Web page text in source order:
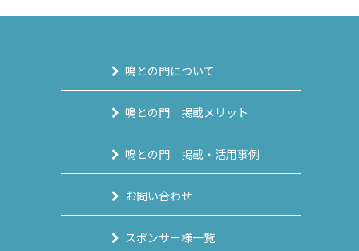
鳴との門について
鳴との門 掲載メリット
鳴との門 掲載・活用事例
お問い合わせ
スポンサー様一覧